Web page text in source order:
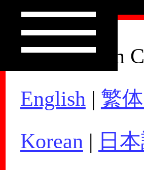
How to Join
English| 繁
Korean| 日